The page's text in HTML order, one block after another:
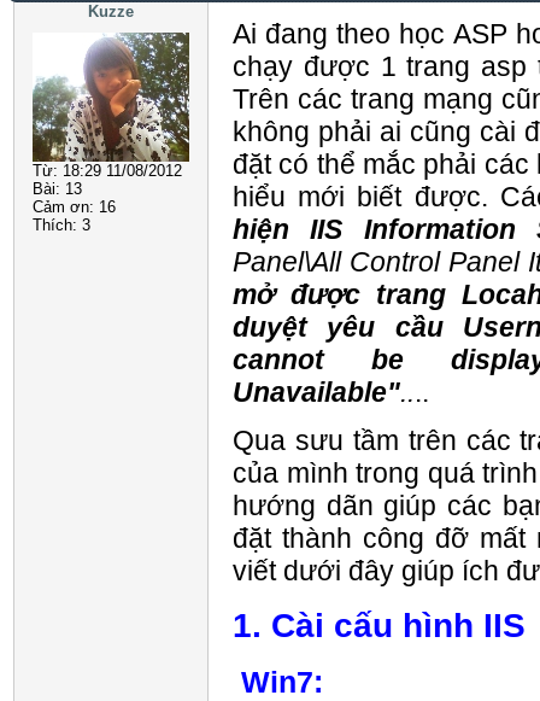
Kuzze
Từ: 18:29 11/08/2012
Bài: 13
Cảm ơn: 16
Thích: 3
Ai đang theo học ASP
chạy được 1 trang asp
Trên các trang mạng
không phải ai cũng cài
đặt có thể mắc phải
hiểu mới biết được.
hiện
IIS Information
Panel\All Control Panel
mở được trang
duyệt yêu cầu
cannot be
Unavailable"....
Qua sưu tầm trên các
của mình trong quá
hướng dãn giúp các
đặt thành công đỡ
viết dưới đây giúp ích
1. Cài cấu hình IIS
Win7: